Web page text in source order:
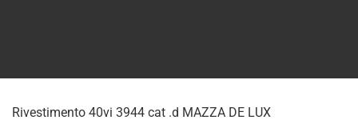
Rivestimento 40vi 3944 cat .d MAZZA DE LUX